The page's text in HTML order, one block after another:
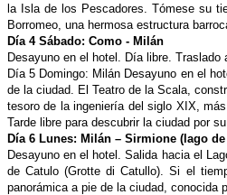
la Isla de los Pescadores. Tómese su
Borromeo, una hermosa estructura
Día 4 Sábado: Como - Milán
Desayuno en el hotel. Día libre.
Día 5 Domingo: Milán Desayuno en el
de la ciudad. El Teatro de la Scala,
tesoro de la ingeniería del siglo XIX,
Tarde libre para descubrir la ciudad por su
Día 6 Lunes: Milán – Sirmione (lago de
Desayuno en el hotel. Salida hacia el
de Catulo (Grotte di Catullo). Si el
panorámica a pie de la ciudad, conocida